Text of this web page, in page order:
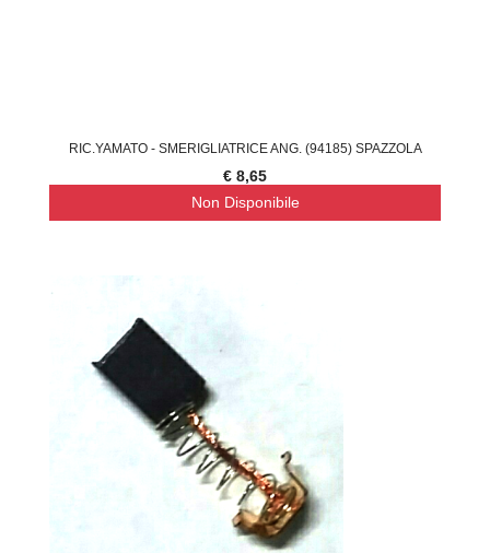
RIC.YAMATO - SMERIGLIATRICE ANG. (94185) SPAZZOLA
€ 8,65
Non Disponibile